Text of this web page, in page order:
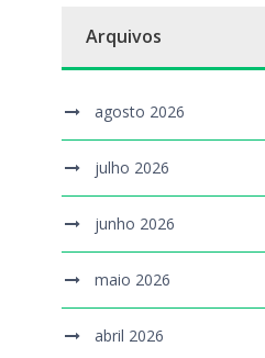
Arquivos
agosto 2026
julho 2026
junho 2026
maio 2026
abril 2026